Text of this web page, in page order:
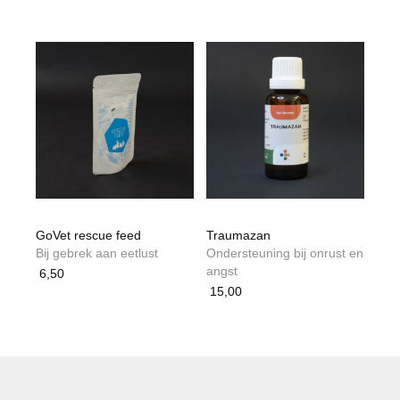
GoVet rescue feed
Bij gebrek aan eetlust
6,50
Traumazan
Ondersteuning bij onrust en
angst
15,00